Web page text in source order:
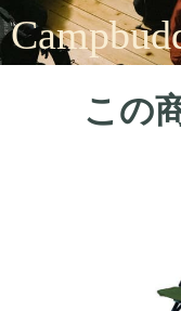
この